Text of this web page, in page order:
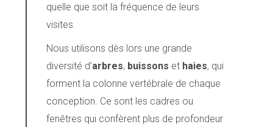
quelle que soit la fréquence de leurs
visites.
Nous utilisons dès lors une grande
diversité d’arbres, buissons et haies, qui
forment la colonne vertébrale de chaque
conception. Ce sont les cadres ou
fenêtres qui confèrent plus de profondeur